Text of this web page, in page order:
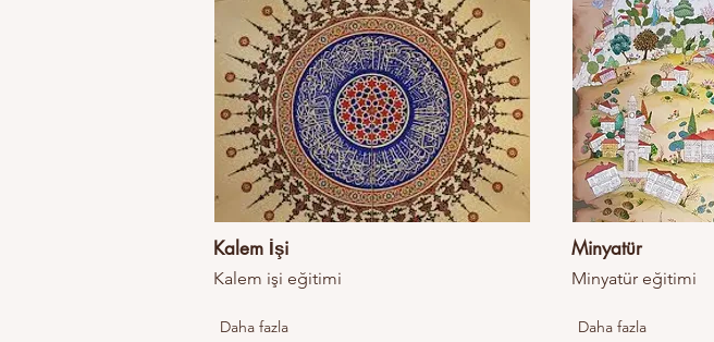
Kalem İşi
Kalem işi eğitimi
Daha fazla
Minyatür
Minyatür eğitimi
Daha fazla